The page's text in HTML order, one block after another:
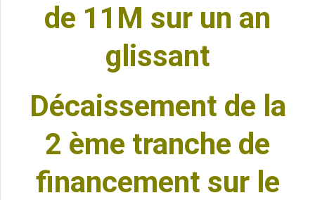
de 11M sur un an
glissant
Décaissement de la
2 ème tranche de
financement sur le